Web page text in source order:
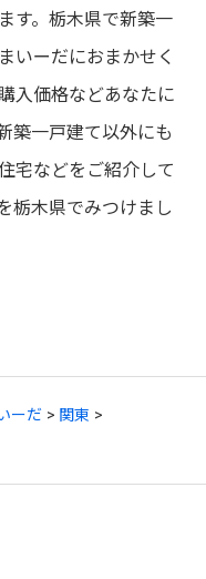
ーだ
関東
す。栃木県で新築一
いーだにおまかせく
入価格などあなたに
築一戸建て以外にも
宅などをご紹介して
栃木県でみつけまし